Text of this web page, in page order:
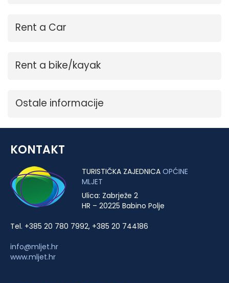
Rent a Car
Rent a bike/kayak
Ostale informacije
KONTAKT
TURISTIČKA ZAJEDNICA OPĆINE
MLJET
Ulica: Zabrježe 2
HR – 20225 Babino Polje
Tel. +385 20 780 7992, +385 20 744186
info@mljet.hr
www.mljet.hr